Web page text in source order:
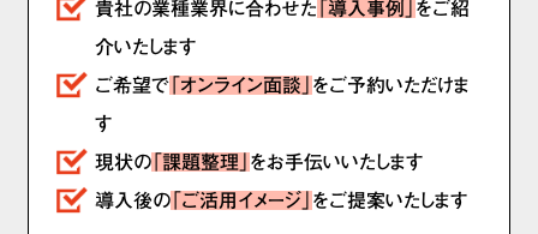
貴社の業種業界に合わせた 「導入事例」 をご紹
介いたします
ご希望で 「オンライン面談」 をご予約いただけま
す
現状の 「課題整理」 をお手伝いいたします
導入後の 「ご活用イメージ」 をご提案いたします